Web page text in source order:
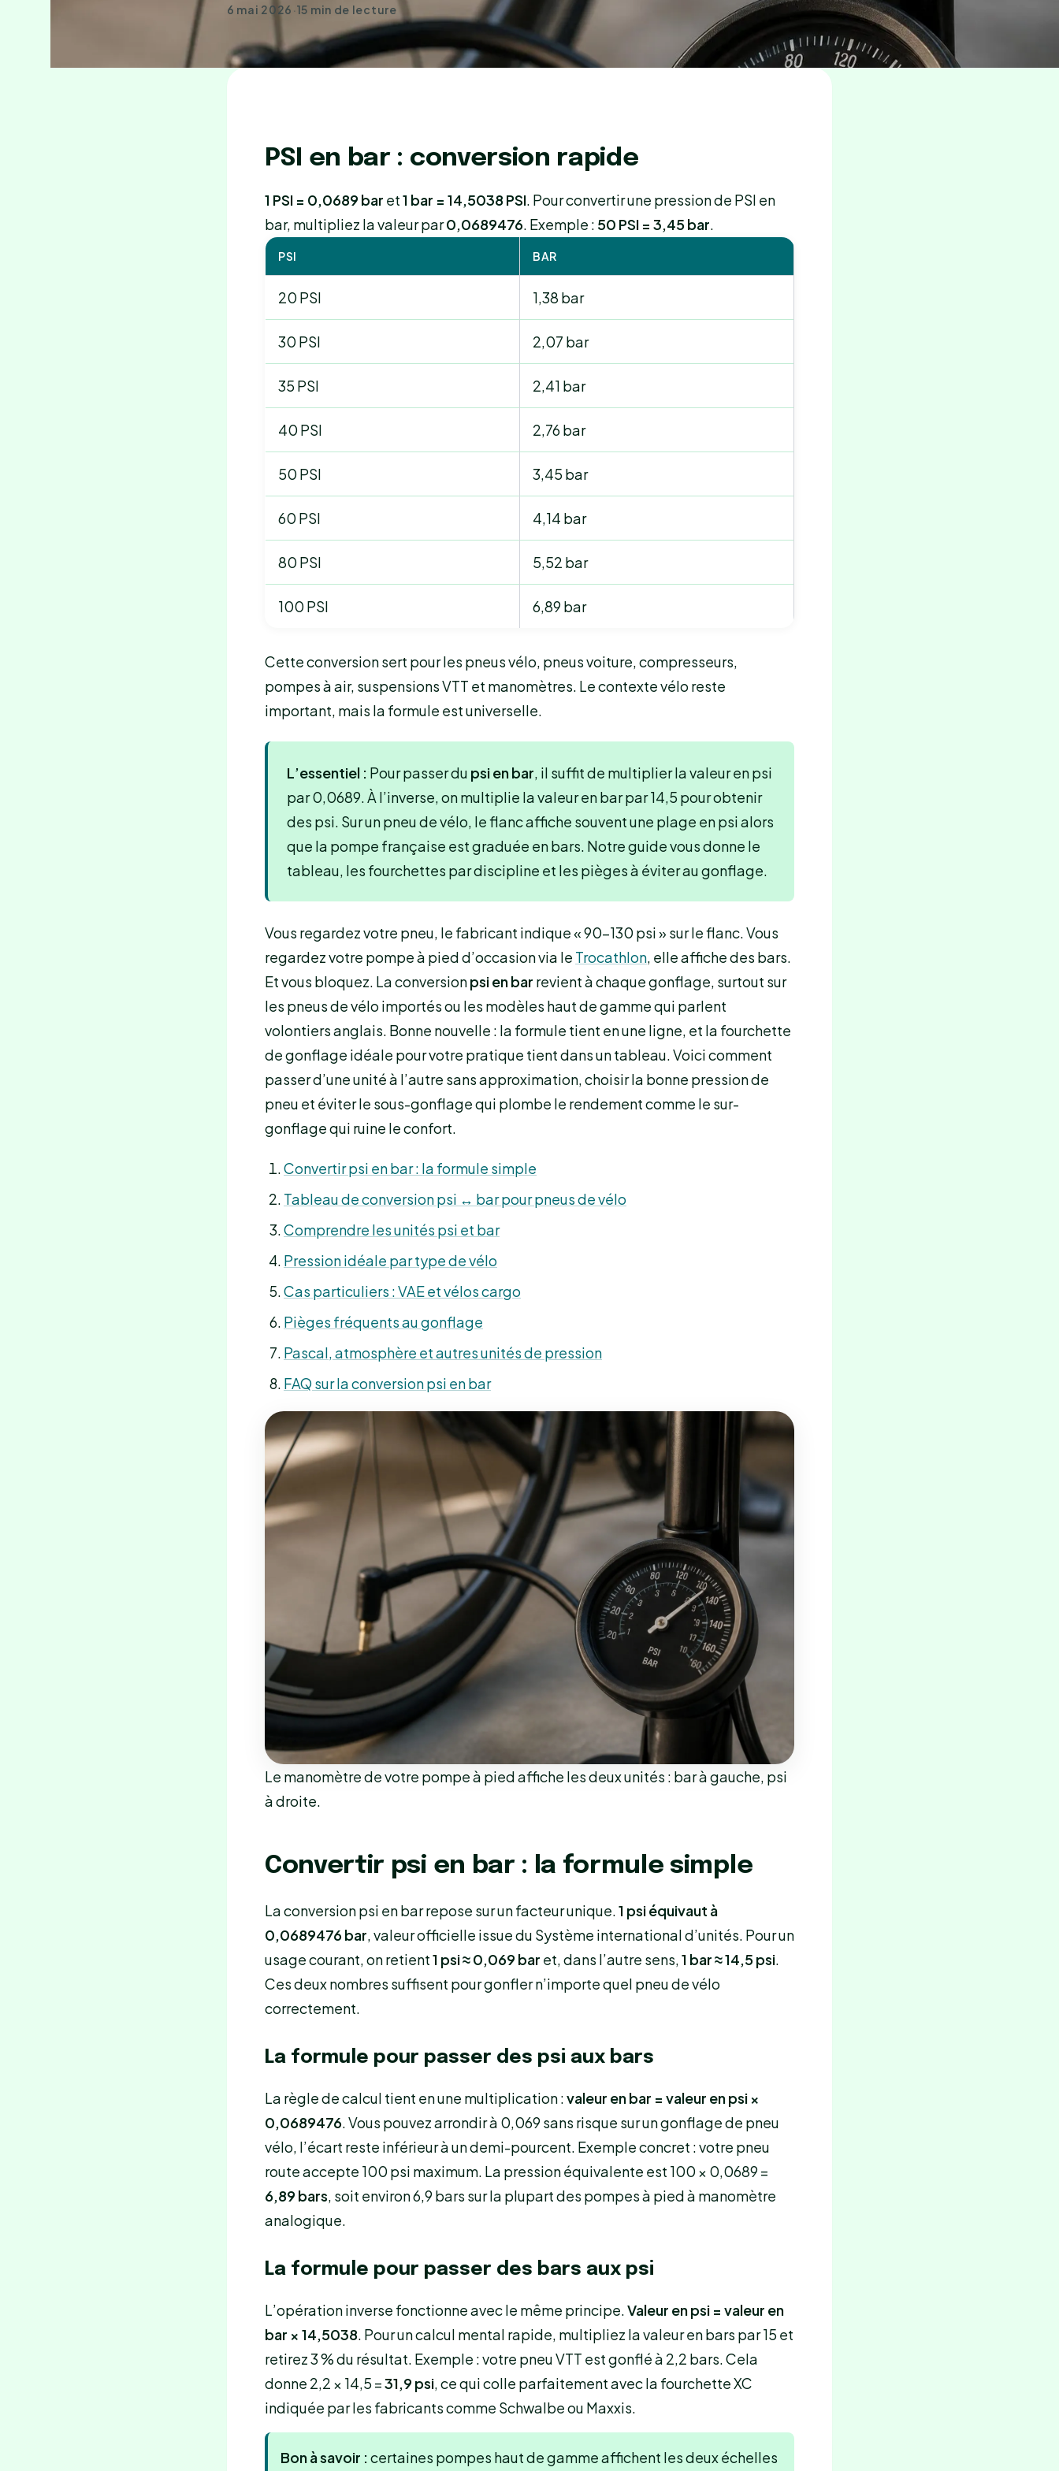
6 mai 2026 ·15 min de lecture
PSI en bar : conversion rapide
1 PSI = 0,0689 bar et1 bar = 14,5038 PSI. Pour convertir une pression de PSI en
bar, multipliez la valeur par0,0689476. Exemple : 50 PSI = 3,45 bar.
PSI BAR
20 PSI 1,38 bar
30 PSI 2,07 bar
35 PSI 2,41 bar
40 PSI 2,76 bar
50 PSI 3,45 bar
60 PSI 4,14 bar
80 PSI 5,52 bar
100 PSI 6,89 bar
Cette conversion sert pour les pneus vélo, pneus voiture, compresseurs,
pompes à air, suspensions VTT et manomètres. Le contexte vélo reste
important, mais la formule est universelle.
L’essentiel : Pour passer du psi en bar, il suffit de multiplier la valeur en psi
par 0,0689. À l’inverse, on multiplie la valeur en bar par 14,5 pour obtenir
des psi. Sur un pneu de vélo, le flanc affiche souvent une plage en psi alors
que la pompe française est graduée en bars. Notre guide vous donne le
tableau, les fourchettes par discipline et les pièges à éviter au gonflage.
Vous regardez votre pneu, le fabricant indique « 90-130 psi » sur le flanc. Vous
regardez votre pompe à pied d’occasion via le Trocathlon, elle affiche des bars.
Et vous bloquez. La conversionpsi en bar revient à chaque gonflage, surtout sur
les pneus de vélo importés ou les modèles haut de gamme qui parlent
volontiers anglais. Bonne nouvelle : la formule tient en une ligne, et la fourchette
de gonflage idéale pour votre pratique tient dans un tableau. Voici comment
passer d’une unité à l’autre sans approximation, choisir la bonne pression de
pneu et éviter le sous-gonflage qui plombe le rendement comme le sur-
gonflage qui ruine le confort.
Convertir psi en bar : la formule simple
Tableau de conversion psi ↔ bar pour pneus de vélo
Comprendre les unités psi et bar
Pression idéale par type de vélo
Cas particuliers : VAE et vélos cargo
Pièges fréquents au gonflage
Pascal, atmosphère et autres unités de pression
FAQ sur la conversion psi en bar
Le manomètre de votre pompe à pied affiche les deux unités : bar à gauche, psi
à droite.
Convertir psi en bar : la formule simple
La conversion psi en bar repose sur un facteur unique.1 psi équivaut à
0,0689476 bar, valeur officielle issue du Système international d’unités. Pour un
usage courant, on retient1 psi ≈ 0,069 bar et, dans l’autre sens,1 bar ≈ 14,5 psi.
Ces deux nombres suffisent pour gonfler n’importe quel pneu de vélo
correctement.
La formule pour passer des psi aux bars
La règle de calcul tient en une multiplication :valeur en bar = valeur en psi ×
0,0689476. Vous pouvez arrondir à 0,069 sans risque sur un gonflage de pneu
vélo, l’écart reste inférieur à un demi-pourcent. Exemple concret : votre pneu
route accepte 100 psi maximum. La pression équivalente est 100 × 0,0689 =
6,89 bars, soit environ 6,9 bars sur la plupart des pompes à pied à manomètre
analogique.
La formule pour passer des bars aux psi
L’opération inverse fonctionne avec le même principe.Valeur en psi = valeur en
bar × 14,5038. Pour un calcul mental rapide, multipliez la valeur en bars par 15 et
retirez 3 % du résultat. Exemple : votre pneu VTT est gonflé à 2,2 bars. Cela
donne 2,2 × 14,5 =31,9 psi, ce qui colle parfaitement avec la fourchette XC
indiquée par les fabricants comme Schwalbe ou Maxxis.
Bon à savoir :certaines pompes haut de gamme affichent les deux échelles